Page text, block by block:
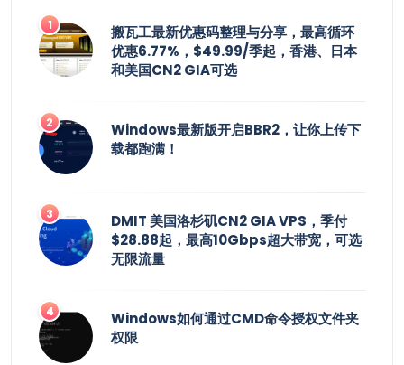
搬瓦工最新优惠码整理与分享，最高循环
优惠6.77%，$49.99/季起，香港、日本
和美国CN2 GIA可选
Windows最新版开启BBR2，让你上传下
载都跑满！
DMIT 美国洛杉矶CN2 GIA VPS，季付
$28.88起，最高10Gbps超大带宽，可选
无限流量
Windows如何通过CMD命令授权文件夹
权限